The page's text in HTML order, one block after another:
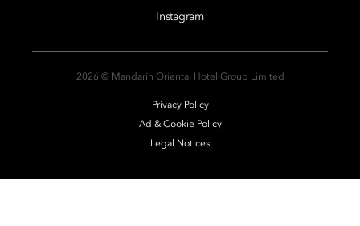
Instagram
2026 © Mandarin Oriental Hotel Group Limited
Privacy Policy
Ad & Cookie Policy
Legal Notices